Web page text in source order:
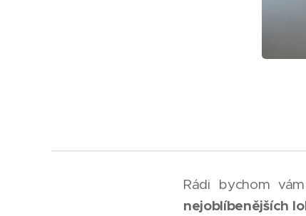
Rádi bychom
nejoblíbenějších